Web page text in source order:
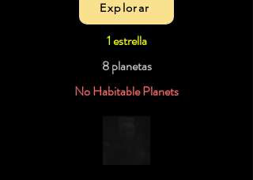
Explorar
1 estrella
8 planetas
No Habitable Planets